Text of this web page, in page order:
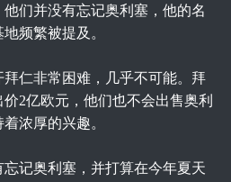
们并没有忘记奥利塞，他的名
频繁被提及。
仁非常困难，几乎不可能。拜
2亿欧元，他们也不会出售奥利
浓厚的兴趣。
记奥利塞，并打算在今年夏天